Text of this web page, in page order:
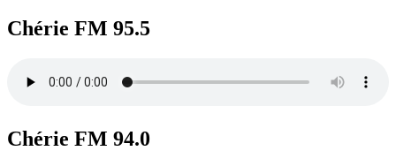
Chérie FM 95.5
Chérie FM 94.0